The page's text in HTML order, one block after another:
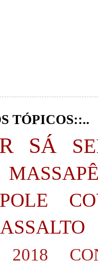
TÓPICOS::..
SÁ
ASSALTO
2018